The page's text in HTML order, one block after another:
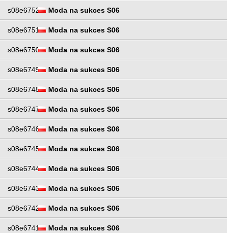
s08e6752 Moda na sukces S06
s08e6751 Moda na sukces S06
s08e6750 Moda na sukces S06
s08e6749 Moda na sukces S06
s08e6748 Moda na sukces S06
s08e6747 Moda na sukces S06
s08e6746 Moda na sukces S06
s08e6745 Moda na sukces S06
s08e6744 Moda na sukces S06
s08e6743 Moda na sukces S06
s08e6742 Moda na sukces S06
s08e6741 Moda na sukces S06